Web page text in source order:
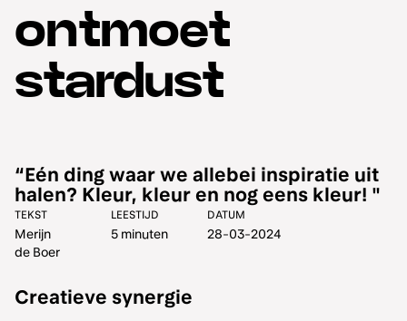
ontmoet
stardust
“Eén ding waar we allebei inspiratie uit
halen? Kleur, kleur en nog eens kleur! "
Creatieve synergie